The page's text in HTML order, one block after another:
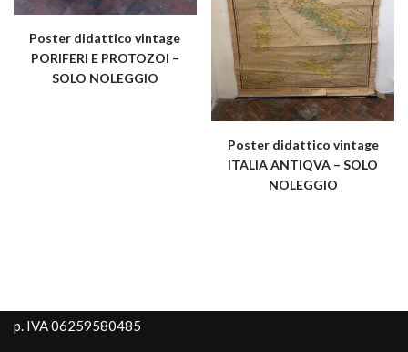
Poster didattico vintage
PORIFERI E PROTOZOI –
SOLO NOLEGGIO
Poster didattico vintage
ITALIA ANTIQVA – SOLO
NOLEGGIO
p. IVA 06259580485